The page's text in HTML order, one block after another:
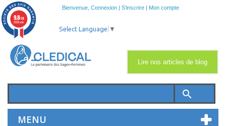
Bienvenue, Connexion | S'inscrire | Mon compte
search
MENU
Lire nos articles de blog
Select Language ▼
9.8/10
2033 avis